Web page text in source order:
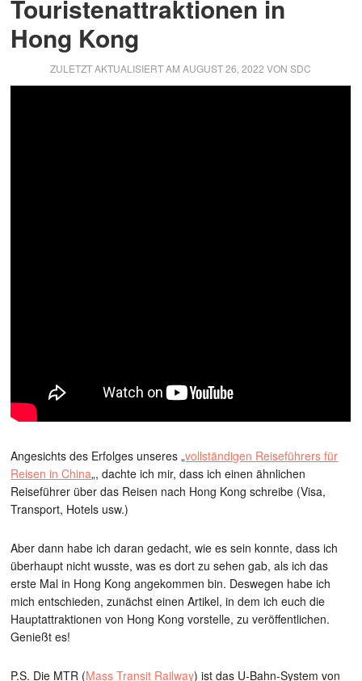
Touristenattraktionen in
Hong Kong
ZULETZT AKTUALISIERT AMAUGUST 26, 2022 VONSDC
Angesichts des Erfolges unseres „vollständigen Reiseführers für
Reisen in China„, dachte ich mir, dass ich einen ähnlichen
Reiseführer über das Reisen nach Hong Kong schreibe (Visa,
Transport, Hotels usw.)
Aber dann habe ich daran gedacht, wie es sein konnte, dass ich
überhaupt nicht wusste, was es dort zu sehen gab, als ich das
erste Mal in Hong Kong angekommen bin. Deswegen habe ich
mich entschieden, zunächst einen Artikel, in dem ich euch die
Hauptattraktionen von Hong Kong vorstelle, zu veröffentlichen.
Genießt es!
P.S. Die MTR (Mass Transit Railway) ist das U-Bahn-System von